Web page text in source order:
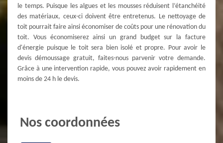
le temps. Puisque les algues et les mousses réduisent l’étanchéité
des matériaux, ceux-ci doivent être entretenus. Le nettoyage de
toit pourrait faire ainsi économiser de coûts pour une rénovation du
toit. Vous économiserez ainsi un grand budget sur la facture
d'énergie puisque le toit sera bien isolé et propre. Pour avoir le
devis démoussage gratuit, faites-nous parvenir votre demande.
Grâce à une intervention rapide, vous pouvez avoir rapidement en
moins de 24 h le devis.
Nos coordonnées